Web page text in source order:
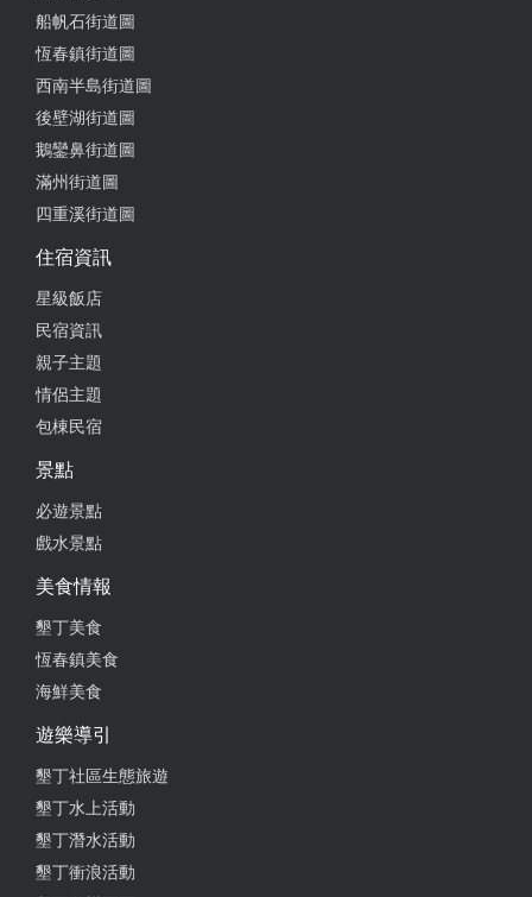
船帆石街道圖
恆春鎮街道圖
西南半島街道圖
後壁湖街道圖
鵝鑾鼻街道圖
滿州街道圖
四重溪街道圖
住宿資訊
星級飯店
民宿資訊
親子主題
情侶主題
包棟民宿
景點
必遊景點
戲水景點
美食情報
墾丁美食
恆春鎮美食
海鮮美食
遊樂導引
墾丁社區生態旅遊
墾丁水上活動
墾丁潛水活動
墾丁衝浪活動